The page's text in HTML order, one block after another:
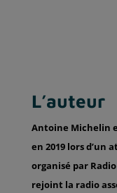
L’auteur
Antoine Michelin
en 2019 lors d’un
organisé par
rejoint la radio